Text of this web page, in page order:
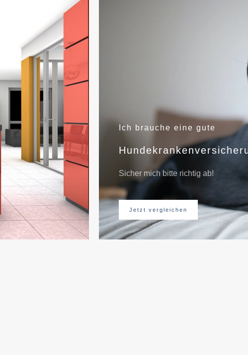
Ich brauche eine gute
Sicher mich bitte richtig ab!
Jetzt vergleichen